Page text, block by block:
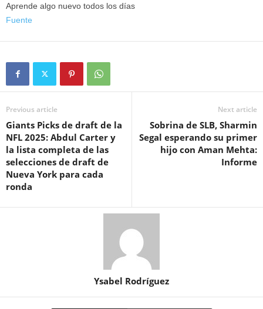
Aprende algo nuevo todos los días
Fuente
Previous article
Giants Picks de draft de la
NFL 2025: Abdul Carter y
la lista completa de las
selecciones de draft de
Nueva York para cada
ronda
Next article
Sobrina de SLB, Sharmin
Segal esperando su primer
hijo con Aman Mehta:
Informe
Ysabel Rodríguez